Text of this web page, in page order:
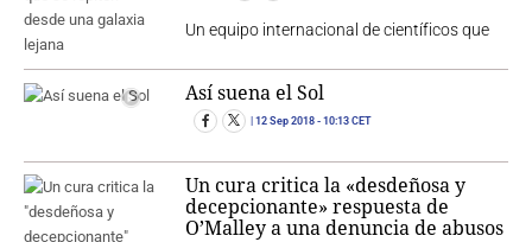
Un equipo internacional de científicos que
Así suena el Sol
12 Sep 2018 - 10:13 CET
Un cura critica la «desdeñosa y
decepcionante» respuesta de
O’Malley a una denuncia de abusos